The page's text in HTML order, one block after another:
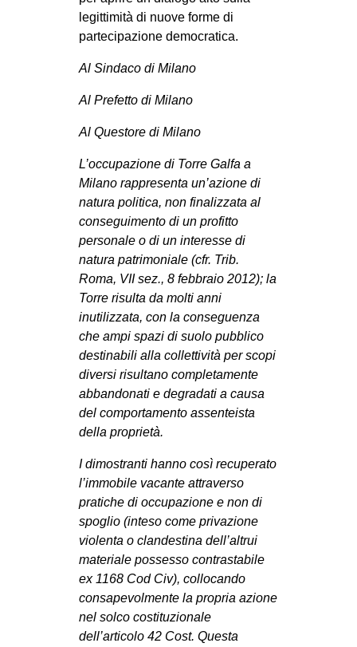
REPRESSIONE
ARTE
CINEMA
MANIFESTI
MUSICA
RECENSIONI
INTERNAZIONALE
AFRICA
AMERICHE
ESTREMO ORIENTE
EUROPA
MEDIO ORIENTE
MONDO
tw
bsky
ms
legittimità di nuove forme di
partecipazione democratica.
Al Sindaco di Milano
Al Prefetto di Milano
Al Questore di Milano
L’occupazione di Torre Galfa a
Milano rappresenta un’azione di
natura politica, non finalizzata al
conseguimento di un profitto
personale o di un interesse di
natura patrimoniale (cfr. Trib.
Roma, VII sez., 8 febbraio 2012); la
Torre risulta da molti anni
inutilizzata, con la conseguenza
che ampi spazi di suolo pubblico
destinabili alla collettività per scopi
diversi risultano completamente
abbandonati e degradati a causa
del comportamento assenteista
della proprietà.
I dimostranti hanno così recuperato
l’immobile vacante attraverso
pratiche di occupazione e non di
spoglio (inteso come privazione
violenta o clandestina dell’altrui
materiale possesso contrastabile
ex 1168 Cod Civ), collocando
consapevolmente la propria azione
nel solco costituzionale
dell’articolo 42 Cost. Questa